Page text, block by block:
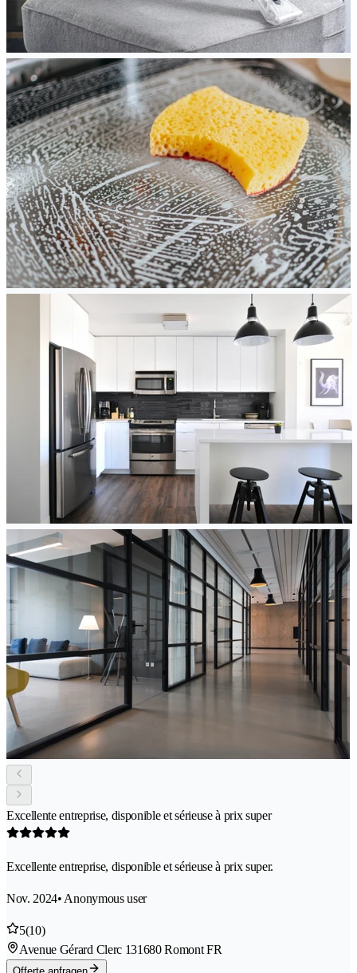
Excellente entreprise, disponible et sérieuse à prix super
Excellente entreprise, disponible et sérieuse à prix super.
Nov. 2024• Anonymous user
5(10)
Avenue Gérard Clerc 131680 Romont FR